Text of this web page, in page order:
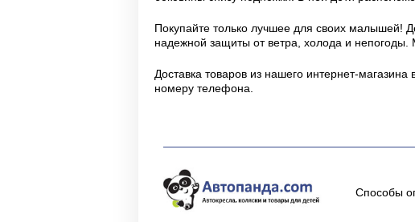
Покупайте только лучшее для своих малышей!
надежной защиты от ветра, холода и
Доставка товаров из нашего интернет-
номеру телефона.
Способы